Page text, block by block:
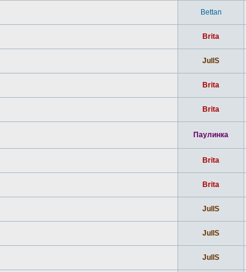
Bettan
Brita
JullS
Brita
Brita
Паулинка
Brita
Brita
JullS
JullS
JullS